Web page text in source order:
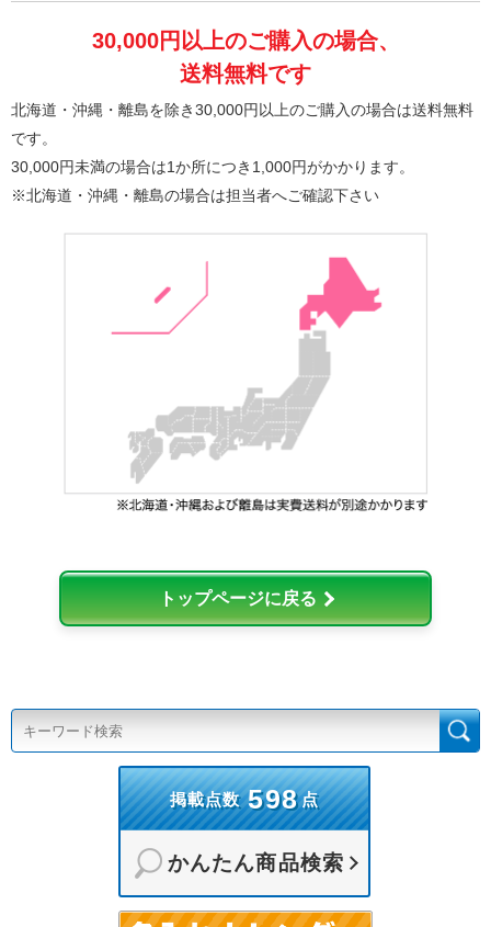
30,000円以上のご購入の場合、
送料無料です
北海道・沖縄・離島を除き30,000円以上のご購入の場合は送料無料
です。
30,000円未満の場合は1か所につき1,000円がかかります。
※北海道・沖縄・離島の場合は担当者へご確認下さい
トップページに戻る
掲載点数 598点
かんたん商品検索